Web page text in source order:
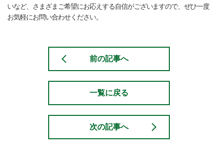
いなど、さまざまご希望にお応えする自信がございますので、ぜひ一度
お気軽にお問い合わせください。
前の記事へ
一覧に戻る
次の記事へ